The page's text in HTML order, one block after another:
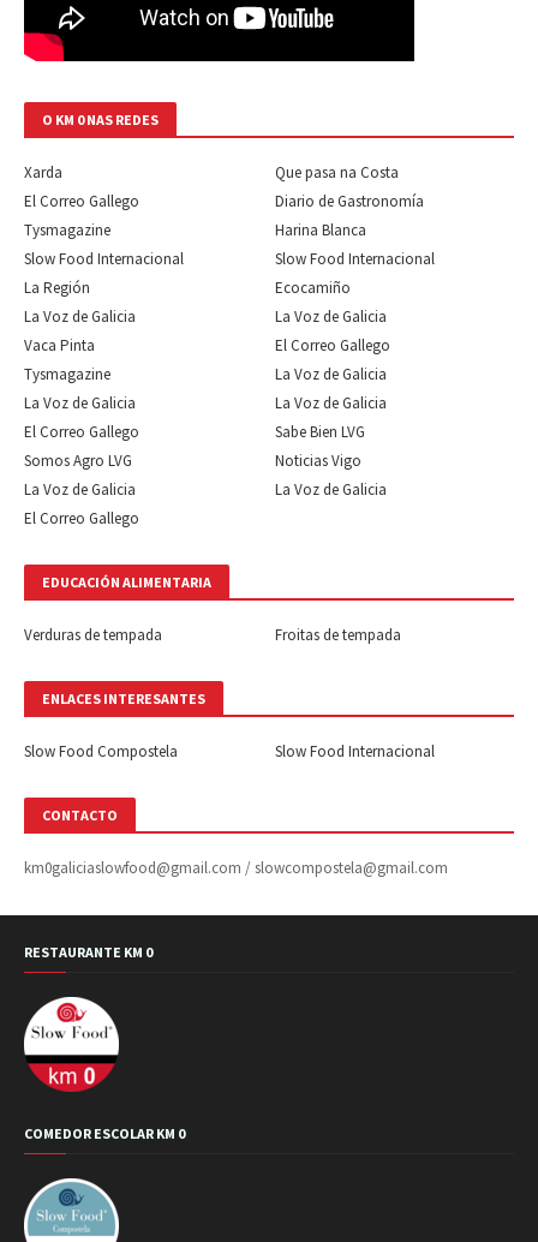
O KM 0 NAS REDES
Xarda
Que pasa na Costa
El Correo Gallego
Diario de Gastronomía
Tysmagazine
Harina Blanca
Slow Food Internacional
Slow Food Internacional
La Región
Ecocamiño
La Voz de Galicia
La Voz de Galicia
Vaca Pinta
El Correo Gallego
Tysmagazine
La Voz de Galicia
La Voz de Galicia
La Voz de Galicia
El Correo Gallego
Sabe Bien LVG
Somos Agro LVG
Noticias Vigo
La Voz de Galicia
La Voz de Galicia
El Correo Gallego
EDUCACIÓN ALIMENTARIA
Verduras de tempada Froitas de tempada
ENLACES INTERESANTES
Slow Food Compostela Slow Food Internacional
CONTACTO
km0galiciaslowfood@gmail.com / slowcompostela@gmail.com
RESTAURANTE KM 0
COMEDOR ESCOLAR KM 0